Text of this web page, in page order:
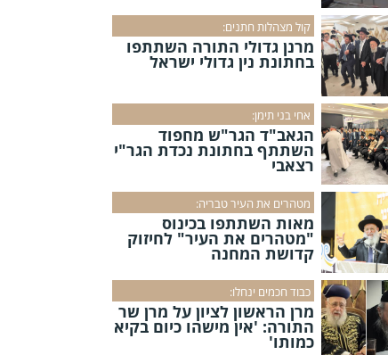
קול מצהלות חתנים:
מרנן גדולי התורה השתתפו
בחתונת נין גדולי ישראל
אחי בני תימן:
הגאב"ד הגר"ש מחפוד
השתתף בחתונת נכדת הגר"י
רצאבי
מטהרים את העיר טבריה:
מאות השתתפו בכינוס
"מטהרים את העיר" לחיזוק
קדושת המחנה
כבוד חכמים ינחלו:
מרן הראשון לציון על מרן שר
התורה: 'אין מישהו כיום בקיא
כמותו'